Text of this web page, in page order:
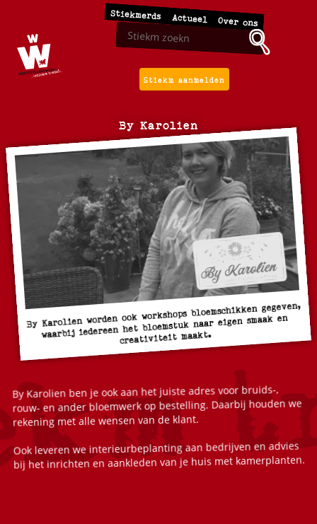
Stiekmerds Actueel Over ons
Stiekm aanmelden
By Karolien
By Karolien worden ook workshops bloemschikken gegeven,
waarbij iedereen het bloemstuk naar eigen smaak en
creativiteit maakt.
By Karolien ben je ook aan het juiste adres voor bruids-,
rouw- en ander bloemwerk op bestelling. Daarbij houden we
rekening met alle wensen van de klant.
Ook leveren we interieurbeplanting aan bedrijven en advies
bij het inrichten en aankleden van je huis met kamerplanten.